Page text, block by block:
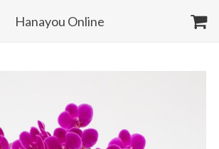
Hanayou Online